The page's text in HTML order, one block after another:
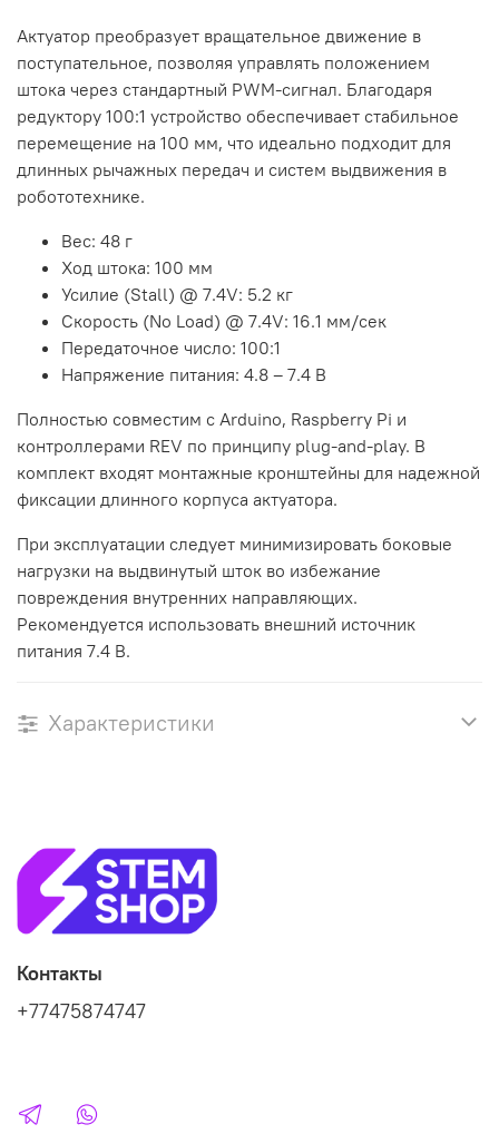
Актуатор преобразует вращательное движение в
поступательное, позволяя управлять положением
штока через стандартный PWM-сигнал. Благодаря
редуктору 100:1 устройство обеспечивает стабильное
перемещение на 100 мм, что идеально подходит для
длинных рычажных передач и систем выдвижения в
робототехнике.
Вес: 48 г
Ход штока: 100 мм
Усилие (Stall) @ 7.4V: 5.2 кг
Скорость (No Load) @ 7.4V: 16.1 мм/сек
Передаточное число: 100:1
Напряжение питания: 4.8 – 7.4 В
Полностью совместим с Arduino, Raspberry Pi и
контроллерами REV по принципу plug-and-play. В
комплект входят монтажные кронштейны для надежной
фиксации длинного корпуса актуатора.
При эксплуатации следует минимизировать боковые
нагрузки на выдвинутый шток во избежание
повреждения внутренних направляющих.
Рекомендуется использовать внешний источник
питания 7.4 В.
Характеристики
Контакты
+77475874747